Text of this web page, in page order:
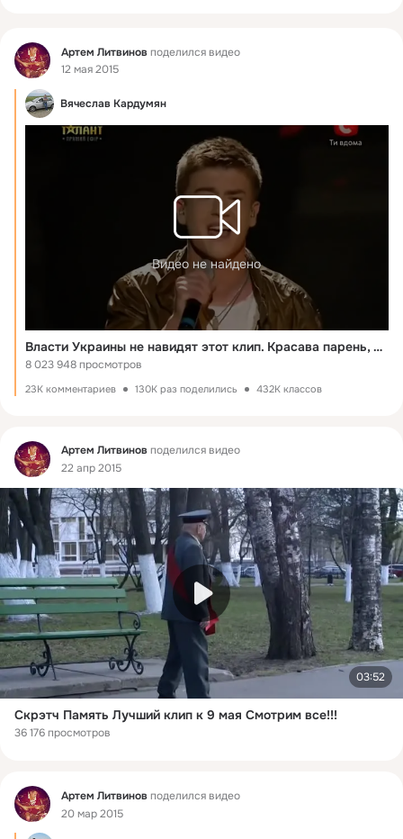
Фид Артем Литвинов поделился видео
12 мая 2015
Вячеслав Кардумян
Видео не найдено
Власти Украины не навидят этот клип. Красава парень, не побоялся
8 023 948 просмотров
23K комментариев 130K раз поделились 432K классов
Фид Артем Литвинов поделился видео
22 апр 2015
03:52
Скрэтч Память Лучший клип к 9 мая Смотрим все!!!
36 176 просмотров
Фид Артем Литвинов поделился видео
20 мар 2015